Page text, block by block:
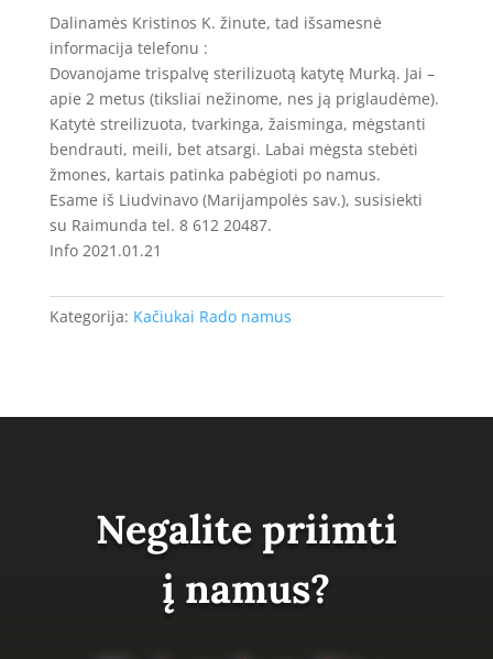
Dalinamės Kristinos K. žinute, tad išsamesnė
informacija telefonu :
Dovanojame trispalvę sterilizuotą katytę Murką. Jai –
apie 2 metus (tiksliai nežinome, nes ją priglaudėme).
Katytė streilizuota, tvarkinga, žaisminga, mėgstanti
bendrauti, meili, bet atsargi. Labai mėgsta stebėti
žmones, kartais patinka pabėgioti po namus.
Esame iš Liudvinavo (Marijampolės sav.), susisiekti
su Raimunda tel. 8 612 20487.
Info 2021.01.21
Kategorija: Kačiukai Rado namus
Negalite priimti
į namus?